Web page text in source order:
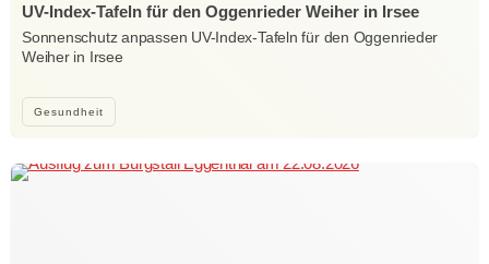
Gesundheit
UV-Index-Tafeln für den Oggenrieder Weiher in Irsee
Sonnenschutz anpassen UV-Index-Tafeln für den Oggenrieder
Weiher in Irsee